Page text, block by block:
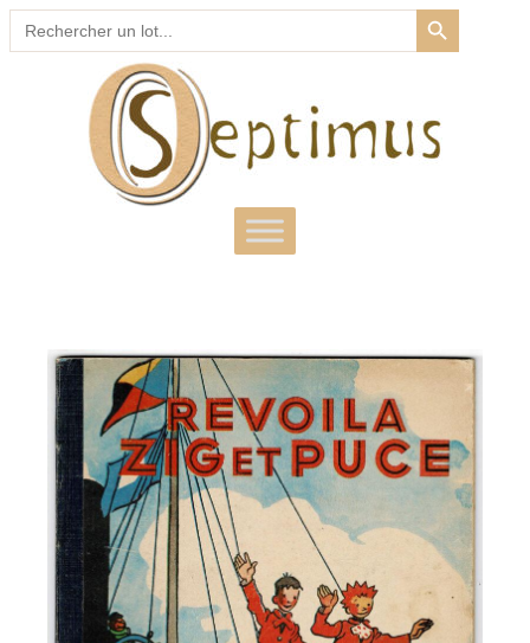
Search
for:
SEARCH BUTTON